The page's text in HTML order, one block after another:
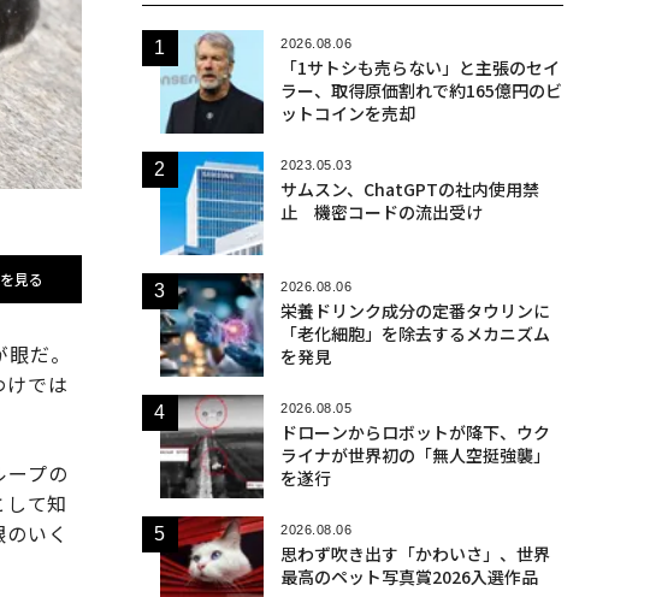
見る
だ。
では
プの
て知
いく
2026.08.06
「1サトシも売らない」と主張のセイ
ラー、取得原価割れで約165億円のビ
ットコインを売却
2023.05.03
サムスン、ChatGPTの社内使用禁
止 機密コードの流出受け
2026.08.06
栄養ドリンク成分の定番タウリンに
「老化細胞」を除去するメカニズム
を発見
2026.08.05
ドローンからロボットが降下、ウク
ライナが世界初の「無人空挺強襲」
を遂行
2026.08.06
思わず吹き出す「かわいさ」、世界
最高のペット写真賞2026入選作品